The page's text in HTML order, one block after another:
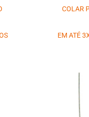
COLAR
EM ATÉ